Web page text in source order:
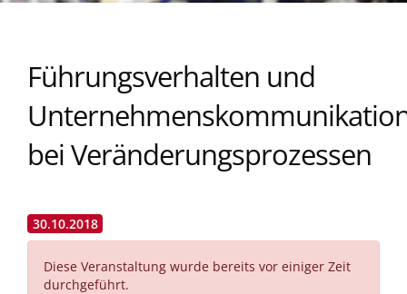
Führungsverhalten und
bei Veränderungsprozessen
30.10.2018
Diese Veranstaltung wurde bereits vor einiger Zeit
durchgeführt.